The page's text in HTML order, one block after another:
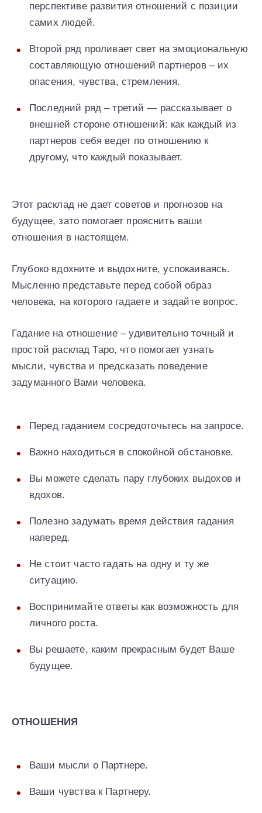
перспективе развития отношений с позиции
самих людей.
Второй ряд проливает свет на эмоциональную
составляющую отношений партнеров – их
опасения, чувства, стремления.
Последний ряд – третий — рассказывает о
внешней стороне отношений: как каждый из
партнеров себя ведет по отношению к
другому, что каждый показывает.
Этот расклад не дает советов и прогнозов на
будущее, зато помогает прояснить ваши
отношения в настоящем.
Глубоко вдохните и выдохните, успокаиваясь.
Мысленно представьте перед собой образ
человека, на которого гадаете и задайте вопрос.
Гадание на отношение – удивительно точный и
простой расклад Таро, что помогает узнать
мысли, чувства и предсказать поведение
задуманного Вами человека.
Перед гаданием сосредоточьтесь на запросе.
Важно находиться в спокойной обстановке.
Вы можете сделать пару глубоких выдохов и
вдохов.
Полезно задумать время действия гадания
наперед.
Не стоит часто гадать на одну и ту же
ситуацию.
Воспринимайте ответы как возможность для
личного роста.
Вы решаете, каким прекрасным будет Ваше
будущее.
ОТНОШЕНИЯ
Ваши мысли о Партнере.
Ваши чувства к Партнеру.